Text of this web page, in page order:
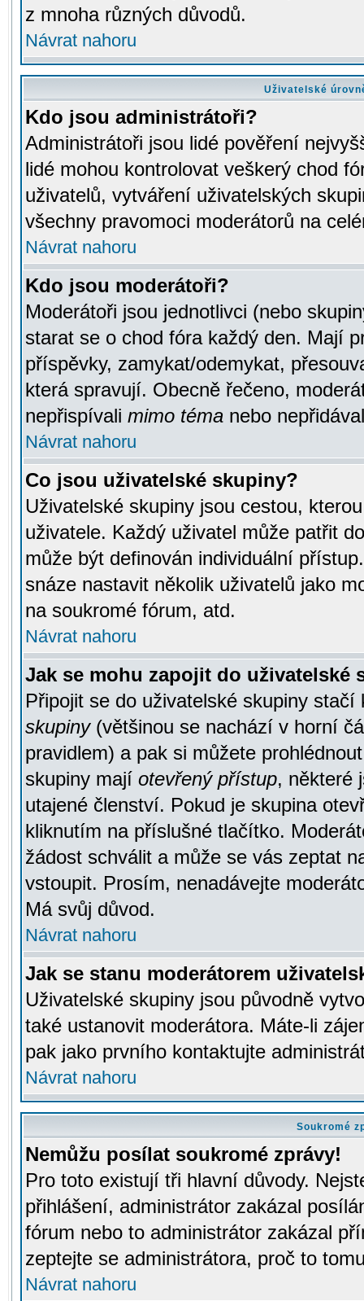
z mnoha různých důvodů.
Návrat nahoru
Uživatelské
Kdo jsou administrátoři?
Administrátoři jsou lidé pověření
lidé mohou kontrolovat veškerý chod
uživatelů, vytváření uživatelských
všechny pravomoci moderátorů na
Návrat nahoru
Kdo jsou moderátoři?
Moderátoři jsou jednotlivci (nebo
starat se o chod fóra každý den. Mají
příspěvky, zamykat/odemykat,
která spravují. Obecně řečeno,
nepřispívali mimo téma nebo
Návrat nahoru
Co jsou uživatelské skupiny?
Uživatelské skupiny jsou cestou,
uživatele. Každý uživatel může patřit
může být definován individuální
snáze nastavit několik uživatelů jako
na soukromé fórum, atd.
Návrat nahoru
Jak se mohu zapojit do uživatelské
Připojit se do uživatelské skupiny
skupiny(většinou se nachází v horní
pravidlem) a pak si můžete
skupiny mají otevřený přístup, některé
utajené členství. Pokud je skupina
kliknutím na příslušné tlačítko.
žádost schválit a může se vás zeptat
vstoupit. Prosím, nenadávejte
Má svůj důvod.
Návrat nahoru
Jak se stanu moderátorem
Uživatelské skupiny jsou původně
také ustanovit moderátora. Máte-li
pak jako prvního kontaktujte
Návrat nahoru
Soukromé
Nemůžu posílat soukromé zprávy!
Pro toto existují tři hlavní důvody.
přihlášení, administrátor zakázal
fórum nebo to administrátor zakázal
zeptejte se administrátora, proč to
Návrat nahoru